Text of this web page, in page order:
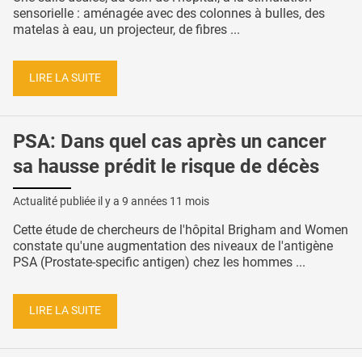
sensorielle : aménagée avec des colonnes à bulles, des
matelas à eau, un projecteur, de fibres ...
LIRE LA SUITE
PSA: Dans quel cas après un cancer
sa hausse prédit le risque de décès
Actualité publiée il y a 9 années 11 mois
Cette étude de chercheurs de l'hôpital Brigham and Women
constate qu'une augmentation des niveaux de l'antigène
PSA (Prostate-specific antigen) chez les hommes ...
LIRE LA SUITE